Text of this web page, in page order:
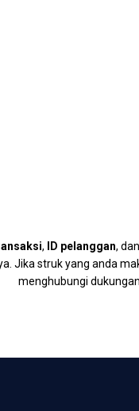
, ID pelanggan, dan
Jika struk yang anda
menghubungi